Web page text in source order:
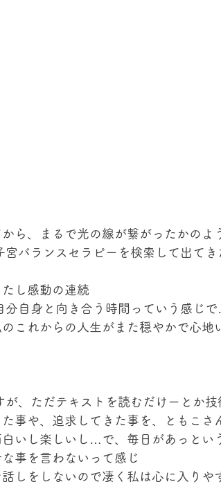
ら、まるで光の線が繋がったかのよ
宮バランスセラピーを検索して出て
し感動の連続
分自身と向き合う時間っていう感じ
これからの人生がまた穏やかで心地
が、ただテキストを読むだけーとか
事や、追求してきた事を、ともこさ
いし楽しいし…で、毎日があっとい
事を言わないって感じ
しをしないので凄く私は心に入りや